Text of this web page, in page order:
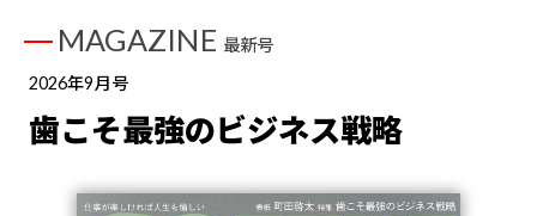
MAGAZINE 最新号
2026年9月号
歯こそ最強のビジネス戦略